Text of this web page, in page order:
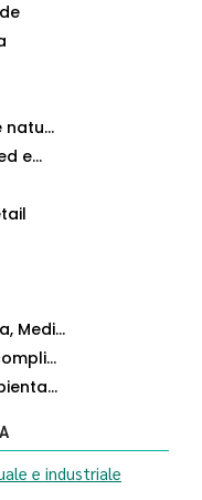
natu...
e...
Medi...
e industriale